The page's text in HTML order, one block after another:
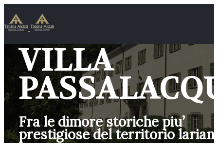
VILLA
Fra le dimore storiche piu’
prestigiose del territorio